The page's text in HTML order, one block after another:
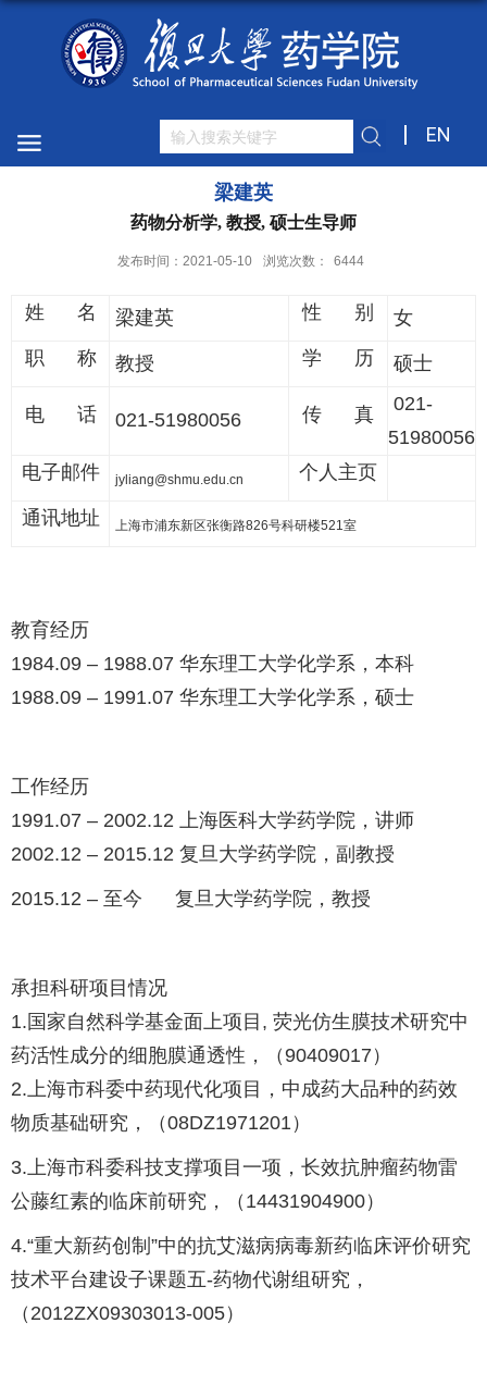
EN
梁建英
药物分析学, 教授, 硕士生导师
发布时间：2021-05-10 浏览次数： 6444
姓 名 梁建英 性 别
女
职 称
教授 学 历 硕士
电 话 021-51980056 传 真
021-
51980056
电子邮件
jyliang@shmu.edu.cn 个人主页
通讯地址 上海市浦东新区张衡路826号科研楼521室
教育经历
1984.09 – 1988.07 华东理工大学化学系，本科
1988.09 – 1991.07 华东理工大学化学系，硕士
工作经历
1991.07 – 2002.12 上海医科大学药学院，讲师
2002.12 – 2015.12 复旦大学药学院，副教授
2015.12 – 至今 复旦大学药学院，教授
承担科研项目情况
1.国家自然科学基金面上项目, 荧光仿生膜技术研究中
药活性成分的细胞膜通透性，（90409017）
2.上海市科委中药现代化项目，中成药大品种的药效
物质基础研究，（08DZ1971201）
3.上海市科委科技支撑项目一项，长效抗肿瘤药物雷
公藤红素的临床前研究，（14431904900）
4.“重大新药创制”中的抗艾滋病病毒新药临床评价研究
技术平台建设子课题五-药物代谢组研究，
（2012ZX09303013-005）